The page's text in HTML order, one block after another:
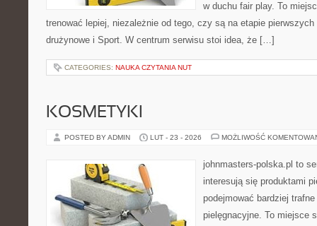
w duchu fair play. To
trenować lepiej, niezależnie od tego, czy są na etapie
drużynowe i Sport. W centrum serwisu stoi idea, że […]
CATEGORIES: NAUKA CZYTANIA NUT
KOSMETYKI
POSTED BY ADMIN LUT - 23 - 2026 MOŻLIWOŚĆ
johnmasters-polska.pl to
interesują się produktami
podejmować bardziej
pielęgnacyjne. To miejsce